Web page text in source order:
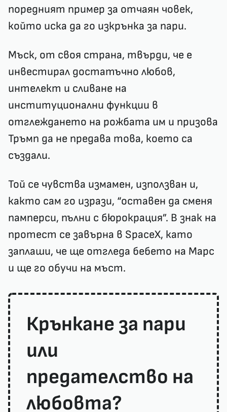
поредният пример за отчаян човек,
който иска да го изкрънка за пари.
Мъск, от своя страна, твърди, че е
инвестирал достатъчно любов,
интелект и сливане на
институционални функции в
отглеждането на рожбата им и призова
Тръмп да не предава това, което са
създали.
Той се чувства измамен, използван и,
както сам го изрази, “оставен да сменя
памперси, пълни с бюрокрация”. В знак на
протест се завърна в SpaceX, като
заплаши, че ще отгледа бебето на Марс
и ще го обучи на мъст.
Крънкане за пари
или
предателство на
любовта?